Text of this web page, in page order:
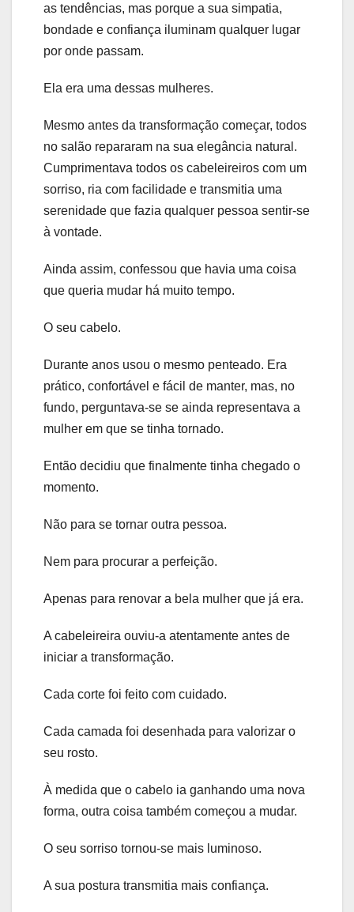
as tendências, mas porque a sua simpatia,
bondade e confiança iluminam qualquer lugar
por onde passam.
Ela era uma dessas mulheres.
Mesmo antes da transformação começar, todos
no salão repararam na sua elegância natural.
Cumprimentava todos os cabeleireiros com um
sorriso, ria com facilidade e transmitia uma
serenidade que fazia qualquer pessoa sentir-se
à vontade.
Ainda assim, confessou que havia uma coisa
que queria mudar há muito tempo.
O seu cabelo.
Durante anos usou o mesmo penteado. Era
prático, confortável e fácil de manter, mas, no
fundo, perguntava-se se ainda representava a
mulher em que se tinha tornado.
Então decidiu que finalmente tinha chegado o
momento.
Não para se tornar outra pessoa.
Nem para procurar a perfeição.
Apenas para renovar a bela mulher que já era.
A cabeleireira ouviu-a atentamente antes de
iniciar a transformação.
Cada corte foi feito com cuidado.
Cada camada foi desenhada para valorizar o
seu rosto.
À medida que o cabelo ia ganhando uma nova
forma, outra coisa também começou a mudar.
O seu sorriso tornou-se mais luminoso.
A sua postura transmitia mais confiança.